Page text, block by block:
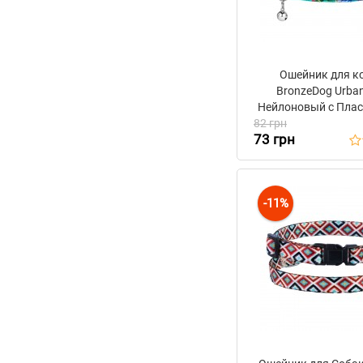
Ошейник для
BronzeDog
Нейлоновый с
пряжкой и
82 грн
73 грн
-11%